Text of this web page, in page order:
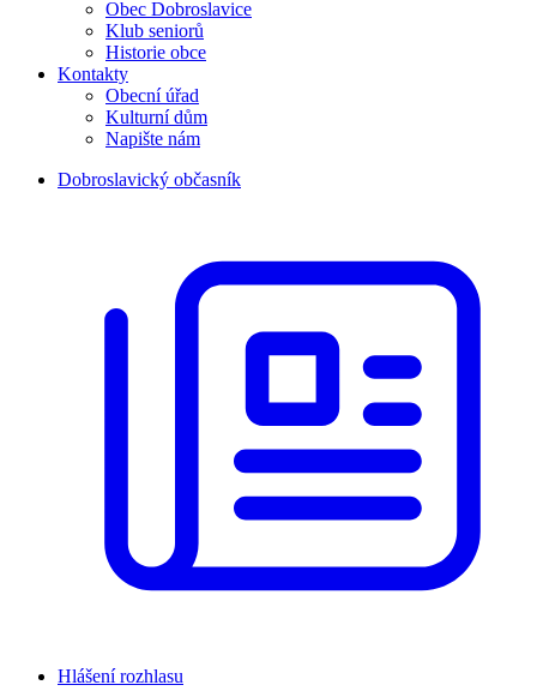
Obec Dobroslavice
Klub seniorů
Historie obce
Kontakty
Obecní úřad
Kulturní dům
Napište nám
Dobroslavický občasník
Hlášení rozhlasu